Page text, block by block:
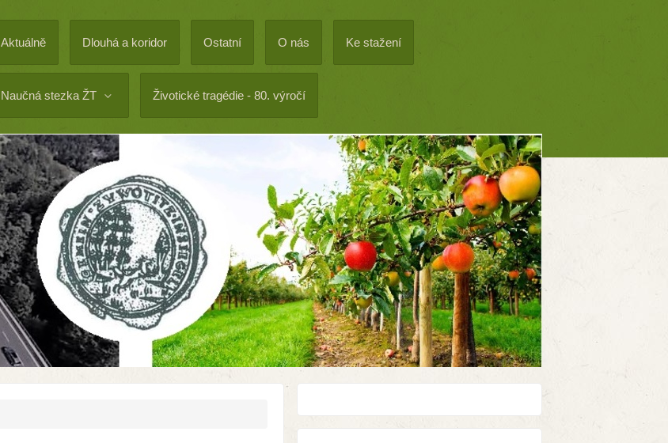
Aktuálně Dlouhá a koridor Ostatní O nás Ke stažení
Naučná stezka ŽT Životické tragédie - 80. výročí